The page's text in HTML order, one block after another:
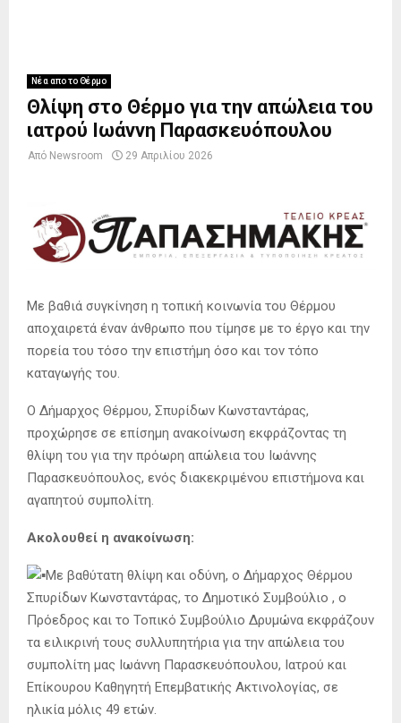
Νέα απο το Θέρμο
Θλίψη στο Θέρμο για την απώλεια του
ιατρού Ιωάννη Παρασκευόπουλου
Από Newsroom 29 Απριλίου 2026
Με βαθιά συγκίνηση η τοπική κοινωνία του Θέρμου
αποχαιρετά έναν άνθρωπο που τίμησε με το έργο και την
πορεία του τόσο την επιστήμη όσο και τον τόπο
καταγωγής του.
Ο Δήμαρχος Θέρμου, Σπυρίδων Κωνσταντάρας,
προχώρησε σε επίσημη ανακοίνωση εκφράζοντας τη
θλίψη του για την πρόωρη απώλεια του Ιωάννης
Παρασκευόπουλος, ενός διακεκριμένου επιστήμονα και
αγαπητού συμπολίτη.
Ακολουθεί η ανακοίνωση:
Με βαθύτατη θλίψη και οδύνη, ο Δήμαρχος Θέρμου
Σπυρίδων Κωνσταντάρας, το Δημοτικό Συμβούλιο , ο
Πρόεδρος και το Τοπικό Συμβούλιο Δρυμώνα εκφράζουν
τα ειλικρινή τους συλλυπητήρια για την απώλεια του
συμπολίτη μας Ιωάννη Παρασκευόπουλου, Ιατρού και
Επίκουρου Καθηγητή Επεμβατικής Ακτινολογίας, σε
ηλικία μόλις 49 ετών.